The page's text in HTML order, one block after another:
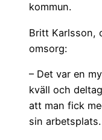
kommun.
Britt Karlsson,
omsorg:
– Det var en
kväll och
att man fick
sin arbetsplats.